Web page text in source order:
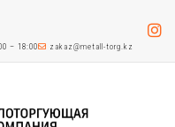
– 18:00 zakaz@metall-torg.kz